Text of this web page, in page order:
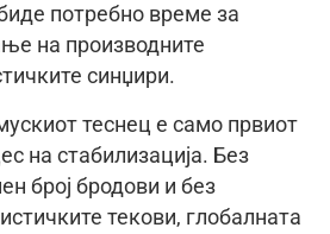
потребно време за
на производните
синџири.
теснец е само првиот
на стабилизација. Без
број бродови и без
текови, глобалната